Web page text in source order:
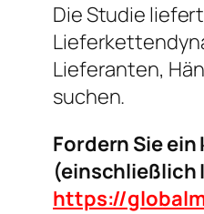
Die Studie
Lieferanten,
suchen.
Fordern Sie
(einschließlich
https://